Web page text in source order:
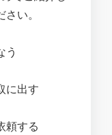
い。
う
に出す
頼する